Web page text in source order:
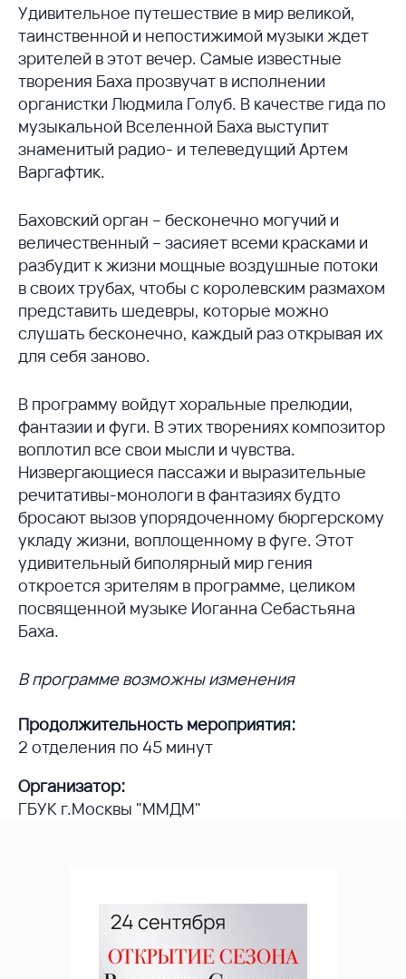
Удивительное путешествие в мир великой,
таинственной и непостижимой музыки ждет
зрителей в этот вечер. Самые известные
творения Баха прозвучат в исполнении
органистки Людмила Голуб. В качестве гида по
музыкальной Вселенной Баха выступит
знаменитый радио- и телеведущий Артем
Варгафтик.
Баховский орган – бесконечно могучий и
величественный – засияет всеми красками и
разбудит к жизни мощные воздушные потоки
в своих трубах, чтобы с королевским размахом
представить шедевры, которые можно
слушать бесконечно, каждый раз открывая их
для себя заново.
В программу войдут хоральные прелюдии,
фантазии и фуги. В этих творениях композитор
воплотил все свои мысли и чувства.
Низвергающиеся пассажи и выразительные
речитативы-монологи в фантазиях будто
бросают вызов упорядоченному бюргерскому
укладу жизни, воплощенному в фуге. Этот
удивительный биполярный мир гения
откроется зрителям в программе, целиком
посвященной музыке Иоганна Себастьяна
Баха.
В программе возможны изменения
Продолжительность мероприятия:
2 отделения по 45 минут
Организатор:
ГБУК г.Москвы "ММДМ"